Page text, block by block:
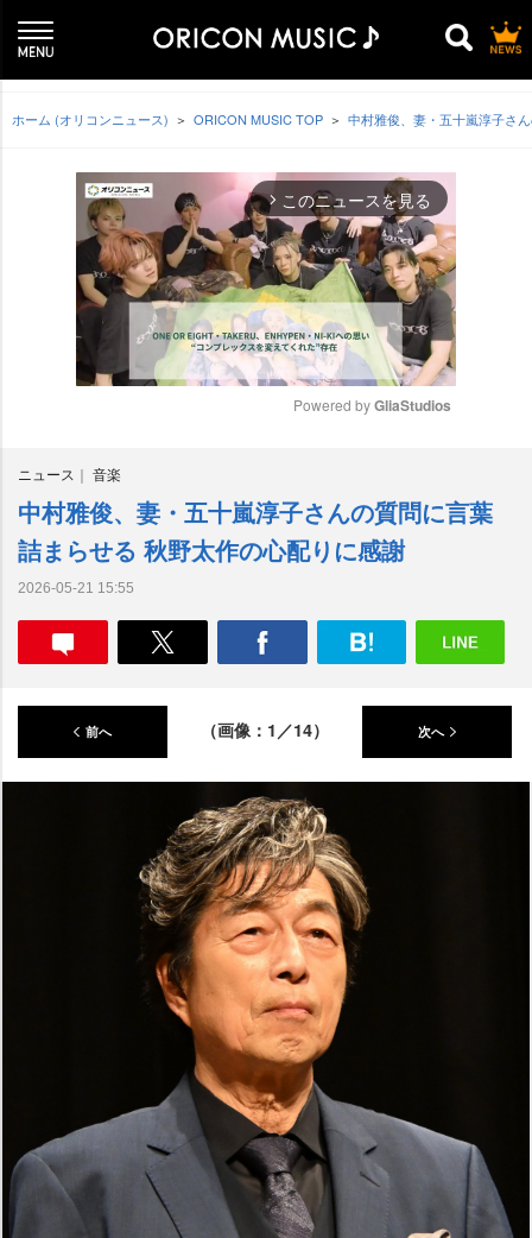
ホーム (オリコンニュース) ORICON MUSIC TOP 中村雅俊、妻・五十嵐淳子さ
arrow_forward_ios このニュースを見る
t
e
Powered by GliaStudios
ニュース 音楽
中村雅俊、妻・五十嵐淳子さんの質問に言葉
詰まらせる 秋野太作の心配りに感謝
2026-05-21 15:55
前へ （画像：1／14） 次へ